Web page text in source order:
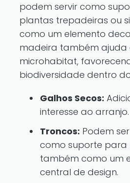
podem servir como
plantas trepadeiras ou
como um elemento
madeira também ajuda
microhabitat,
biodiversidade dentro
Galhos Secos:
interesse ao arranjo.
Troncos: Podem
como suporte para
também como um
central de design.